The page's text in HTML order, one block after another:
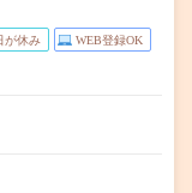
が休み WEB登録OK